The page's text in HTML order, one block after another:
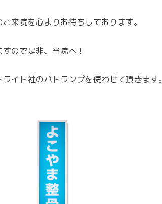
来院を心よりお待ちしております。
ので是非、当院へ！
イト社のパトランプを使わせて頂きます。